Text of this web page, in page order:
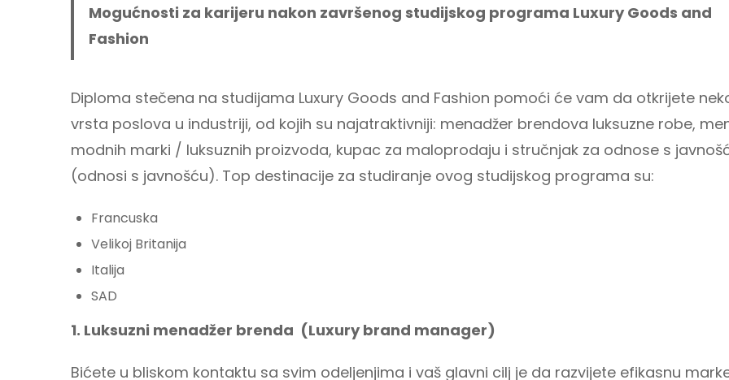
Mogućnosti za karijeru nakon završenog studijskog programa Luxury Goods and
Fashion
Diploma stečena na studijama Luxury Goods and Fashion pomoći će vam da otkrijete
vrsta poslova u industriji, od kojih su najatraktivniji: menadžer brendova luksuzne robe,
modnih marki / luksuznih proizvoda, kupac za maloprodaju i stručnjak za odnose s
(odnosi s javnošću). Top destinacije za studiranje ovog studijskog programa su:
Francuska
Velikoj Britanija
Italija
SAD
1. Luksuzni menadžer brenda (Luxury brand manager)
Bićete u bliskom kontaktu sa svim odeljenjima i vaš glavni cilj je da razvijete efikasnu